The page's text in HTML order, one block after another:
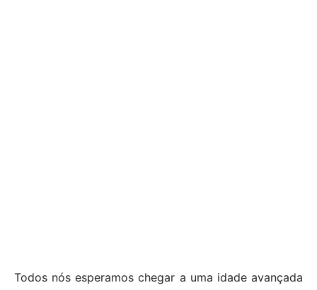
Todos nós esperamos chegar a uma idade avançada